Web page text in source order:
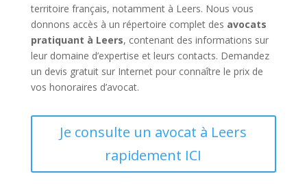
territoire français, notamment à Leers. Nous vous
donnons accès à un répertoire complet des avocats
pratiquant à Leers, contenant des informations sur
leur domaine d’expertise et leurs contacts. Demandez
un devis gratuit sur Internet pour connaître le prix de
vos honoraires d’avocat.
Je consulte un avocat à Leers
rapidement ICI